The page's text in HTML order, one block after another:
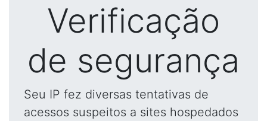
Verificação
de segurança
Seu IP fez diversas tentativas de
acessos suspeitos a sites hospedados